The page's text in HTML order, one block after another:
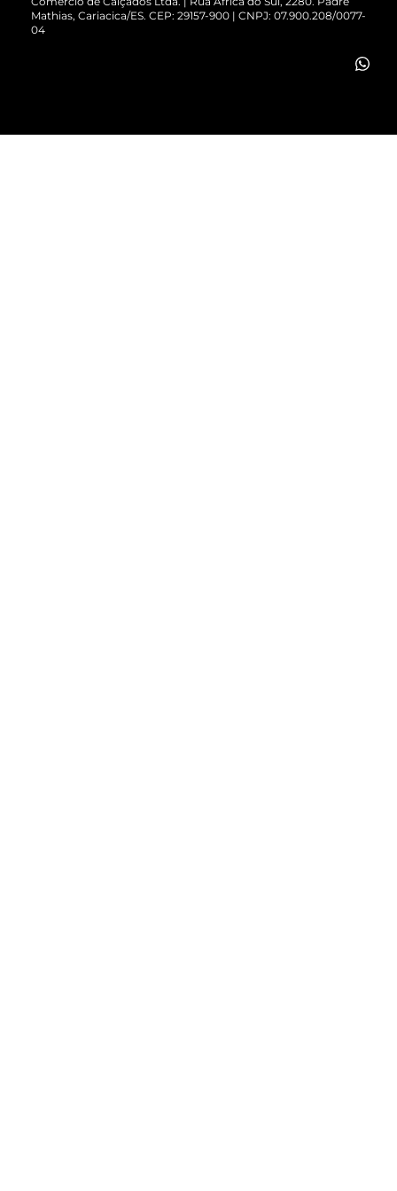
Vendas Corporativas
Mathias, Cariacica/ES. CEP: 29157-900 | CNPJ: 07.900.208/0077-
04